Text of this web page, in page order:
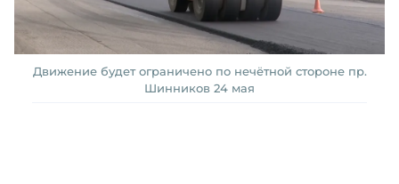
Движение будет ограничено по нечётной стороне пр.
Шинников 24 мая